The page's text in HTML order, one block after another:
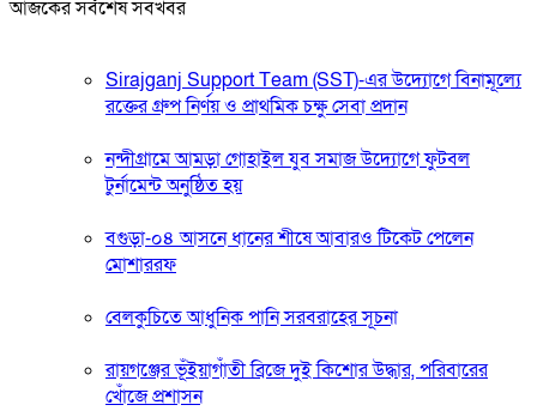
আজকের সর্বশেষ সবখবর
Sirajganj Support Team (SST)-এর উদ্যোগে বিনামূল্যে
রক্তের গ্রুপ নির্ণয় ও প্রাথমিক চক্ষু সেবা প্রদান
নন্দীগ্রামে আমড়া গোহাইল যুব সমাজ উদ্যোগে ফুটবল
টুর্নামেন্ট অনুষ্ঠিত হয়
বগুড়া-০৪ আসনে ধানের শীষে আবারও টিকেট পেলেন
মোশাররফ
বেলকুচিতে আধুনিক পানি সরবরাহের সূচনা
রায়গঞ্জের ভূঁইয়াগাঁতী ব্রিজে দুই কিশোর উদ্ধার, পরিবারের
খোঁজে প্রশাসন